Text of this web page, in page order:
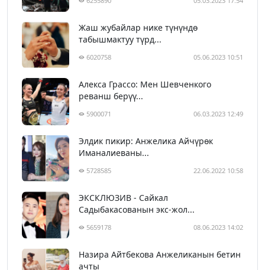
Жаш жубайлар нике түнүндө
табышмактуу түрд...
6020758 05.06.2023 10:51
Алекса Грассо: Мен Шевченкого
реванш берүү...
5900071 06.03.2023 12:49
Элдик пикир: Анжелика Айчүрөк
Иманалиеваны...
5728585 22.06.2022 10:58
ЭКСКЛЮЗИВ - Сайкал
Садыбакасованын экс-жол...
5659178 08.06.2023 14:02
Назира Айтбекова Анжеликанын бетин
ачты